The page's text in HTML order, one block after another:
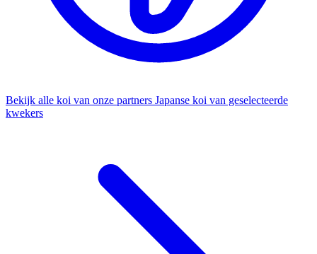
Bekijk alle koi van onze partners Japanse koi van geselecteerde
kwekers